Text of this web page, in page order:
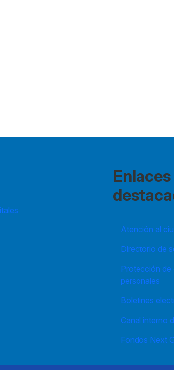
Enlaces
Atención al
Directorio de
Protección de
personales
Boletines
Canal interno
Fondos Next